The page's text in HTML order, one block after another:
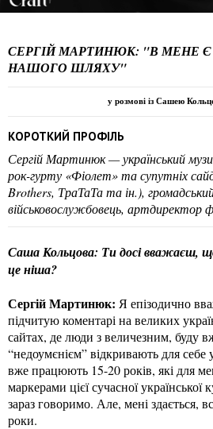
СЕРГІЙ МАРТИНЮК: "В МЕНЕ Є
НАШОГО ШЛЯХУ"
у розмові із Сашею
КОРОТКИЙ ПРОФІЛЬ
Сергій Мартинюк — український
рок-гурту «Фіолет» та супутніх
Brothers, ТраТаТа та ін.),
військовослужбовець,
Саша Кольцова: Ти досі вважаєш,
це ніша?
Сергій Мартинюк: Я епізодично
підчитую коментарі на великих
сайтах, де люди з величезним, буду
“недоумєнієм” відкривають для себе
вже працюють 15-20 років, які для
маркерами цієї сучасної
зараз говоримо. Але, мені здається,
роки.